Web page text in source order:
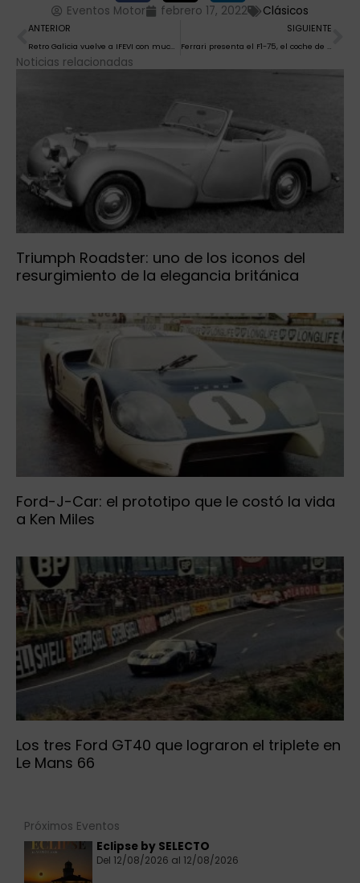
Eventos Motor febrero 17, 2022 Clásicos
Ant
ANTERIOR
Retro Galicia vuelve a IFEVI con muchas exposiciones y un homenaje a los pilotos José Pavón y Guillermo Barreras
SIGUIENTE
Ferrari presenta el F1-75, el coche de Sainz y Leclerc
Noticias relacionadas
Triumph Roadster: uno de los iconos del
resurgimiento de la elegancia británica
Ford-J-Car: el prototipo que le costó la vida
a Ken Miles
Los tres Ford GT40 que lograron el triplete en
Le Mans 66
Próximos Eventos
Eclipse by SELECTO
Del 12/08/2026 al 12/08/2026